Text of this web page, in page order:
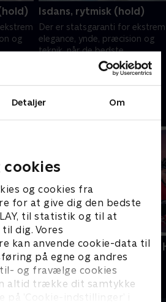
Detaljer Om
cookies
og cookies fra
for at give dig den bedste
til statistik og til at
dig. Vores
kan anvende cookie-data til
på egne og andres
og fravælge cookies
altid trække dit samtykke
på ’Cookie-indstillinger’ i
og
Isdans, rytmisk (hold)
Der er statsgaranti for ekstrem
elegance, ynde, præcision og
teknik, når de bedste
kunstskøjteløbere fra hele
verden konkurrerer i Milano Ice
Skating Arena.
6. februar 2026 • 88 min
Vinter-OL -
Sport